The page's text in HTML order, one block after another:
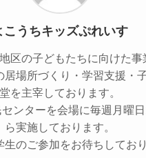
こうちキッズぷれいす
区の子どもたちに向けた事
居場所づくり・学習支援・
堂を主宰しております。
ンターを会場に毎週月曜
ら実施しております。
のご参加をお待ちしており